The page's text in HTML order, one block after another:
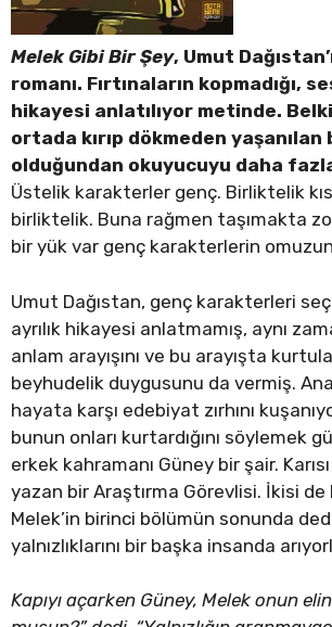
Melek Gibi Bir Şey, Umut
romanı. Fırtınaların kopmadığı,
hikayesi anlatılıyor metinde.
ortada kırıp dökmeden yaşanılan
olduğundan okuyucuyu daha
Üstelik karakterler genç. Birliktelik
birliktelik. Buna rağmen taşımakta
bir yük var genç karakterlerin
Umut Dağıstan, genç karakterleri
ayrılık hikayesi anlatmamış, aynı
anlam arayışını ve bu arayışta
beyhudelik duygusunu da vermiş.
hayata karşı edebiyat zırhını
bunun onları kurtardığını söylemek
erkek kahramanı Güney bir şair.
yazan bir Araştırma Görevlisi. İkisi de
Melek’in birinci bölümün sonunda
yalnızlıklarını bir başka insanda
Kapıyı açarken Güney, Melek onun